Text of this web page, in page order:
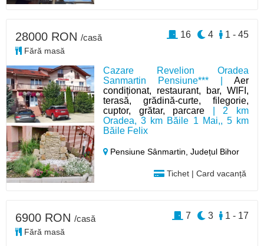
Cazare Revelion Oradea
Sanmartin Pensiune*** | Aer
condiționat, restaurant, bar, WIFI,
terasă, grădină-curte, filegorie,
cuptor, grătar, parcare | 2 km
Oradea, 3 km Băile 1 Mai,, 5 km
Băile Felix
Pensiune Sânmartin,Județul Bihor
Tichet | Card vacanță
28000 RON /casă
Fără masă
1 - 45
4
16
6900 RON /casă
Fără masă
1 - 17
3
7